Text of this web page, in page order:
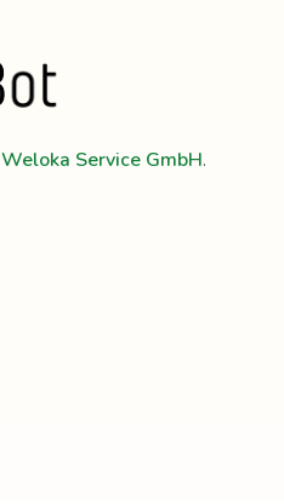
Weloka Service GmbH.